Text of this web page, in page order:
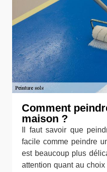
Comment
maison ?
Il faut savoir que
facile comme peindre
est beaucoup plus
attention quant au